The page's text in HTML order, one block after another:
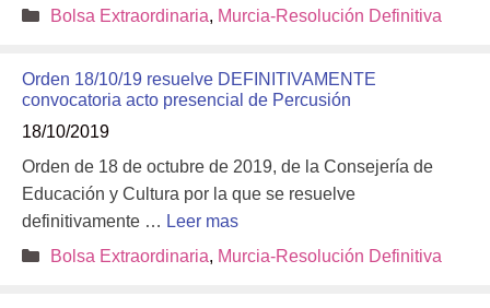
Categorías
Bolsa Extraordinaria, Murcia-Resolución Definitiva
Orden 18/10/19 resuelve DEFINITIVAMENTE
convocatoria acto presencial de Percusión
18/10/2019
Orden de 18 de octubre de 2019, de la Consejería de
Educación y Cultura por la que se resuelve
definitivamente … Leer mas
Categorías
Bolsa Extraordinaria, Murcia-Resolución Definitiva